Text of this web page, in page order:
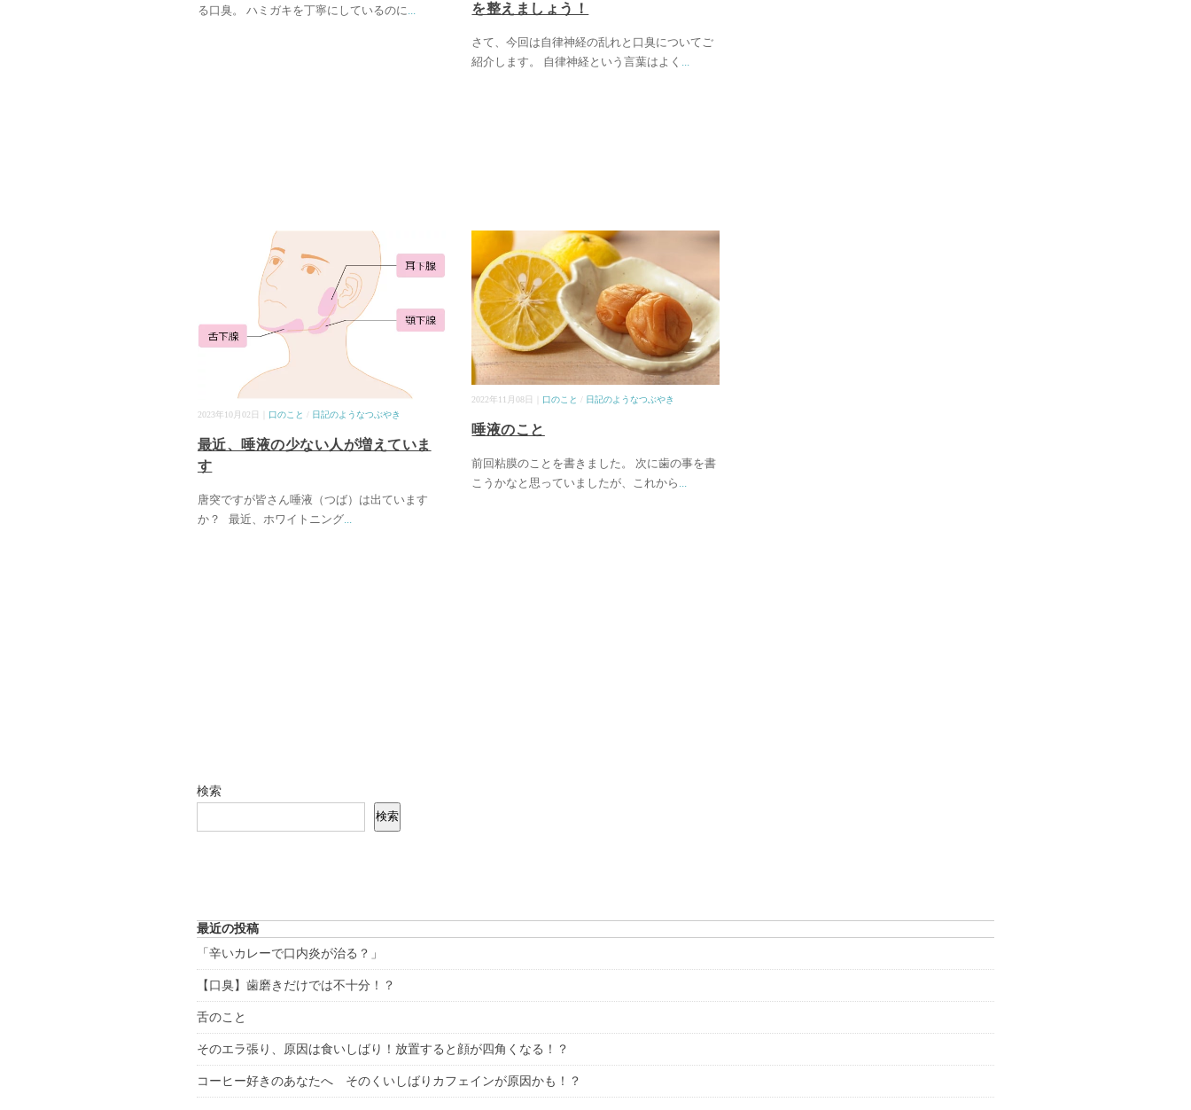
る口臭。 ハミガキを丁寧にしているのに...
を整えましょう！
さて、今回は自律神経の乱れと口臭についてご
紹介します。 自律神経という言葉はよく ...
2023年10月02日｜ 口のこと / 日記のようなつぶやき
最近、唾液の少ない人が増えていま
す
唐突ですが皆さん唾液（つば）は出ています
か？ 最近、ホワイトニング...
2022年11月08日｜ 口のこと / 日記のようなつぶやき
唾液のこと
前回粘膜のことを書きました。 次に歯の事を書
こうかなと思っていましたが、これから
検索
検索
最近の投稿
「辛いカレーで口内炎が治る？」
【口臭】歯磨きだけでは不十分！？
舌のこと
そのエラ張り、原因は食いしばり！放置すると顔が四角くなる！？
コーヒー好きのあなたへ そのくいしばりカフェインが原因かも！？